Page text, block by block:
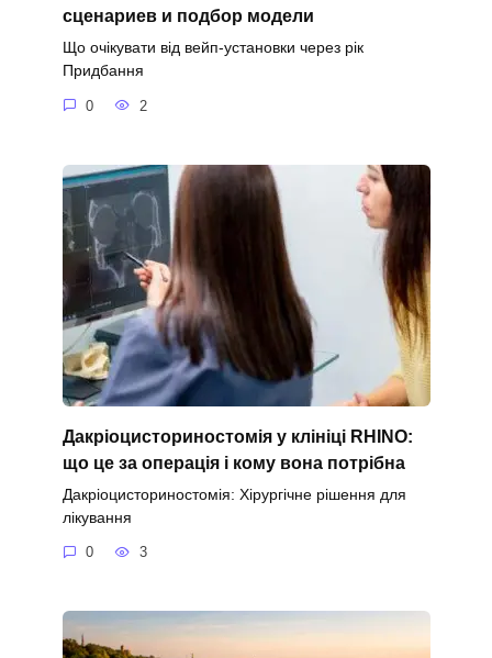
сценариев и подбор модели
Що очікувати від вейп-установки через рік
Придбання
0 2
Дакріоцисториностомія у клініці RHINO:
що це за операція і кому вона потрібна
Дакріоцисториностомія: Хірургічне рішення для
лікування
0 3